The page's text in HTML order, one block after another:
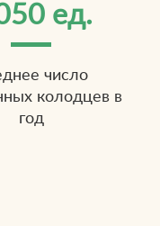
ед.
число
колодцев в
год